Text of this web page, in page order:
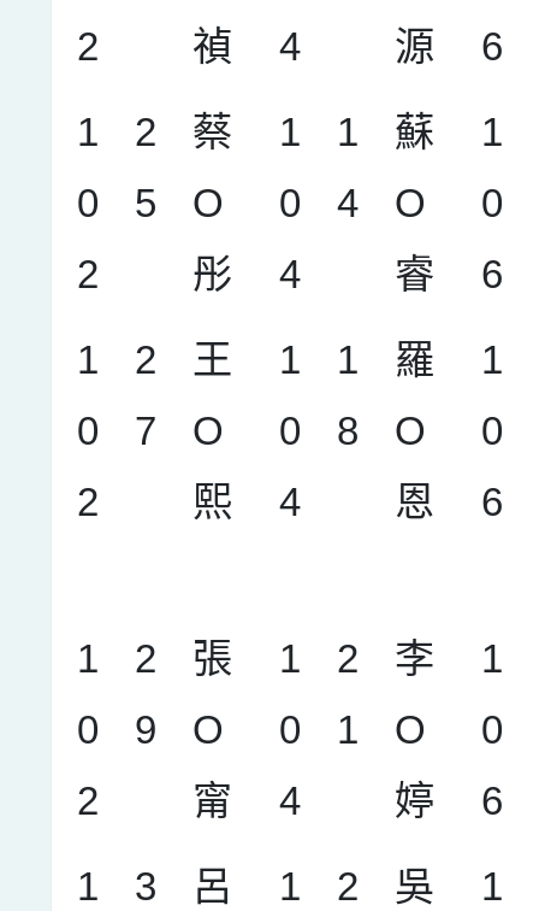
2
禎
4
源
6
1
0
2
2
5
蔡
O
彤
1
0
4
1
4
蘇
O
睿
1
0
6
1
0
2
2
7
王
O
熙
1
0
4
1
8
羅
O
恩
1
0
6
1
0
2
2
9
張
O
甯
1
0
4
2
1
李
O
婷
1
0
6
1
3
呂
1
2
吳
1